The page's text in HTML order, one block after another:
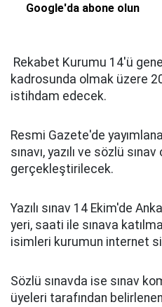
Google'da abone olun
Rekabet Kurumu 14'ü
kadrosunda olmak üzere
istihdam edecek.
Resmi Gazete'de
sınavı, yazılı ve sözlü
gerçekleştirilecek.
Yazılı sınav 14 Ekim'de
yeri, saati ile sınava
isimleri kurumun internet
Sözlü sınavda ise sınav
üyeleri tarafından